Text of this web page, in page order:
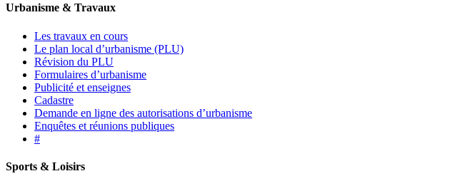
Urbanisme & Travaux
Les travaux en cours
Le plan local d’urbanisme (PLU)
Révision du PLU
Formulaires d’urbanisme
Publicité et enseignes
Cadastre
Demande en ligne des autorisations d’urbanisme
Enquêtes et réunions publiques
#
Sports & Loisirs